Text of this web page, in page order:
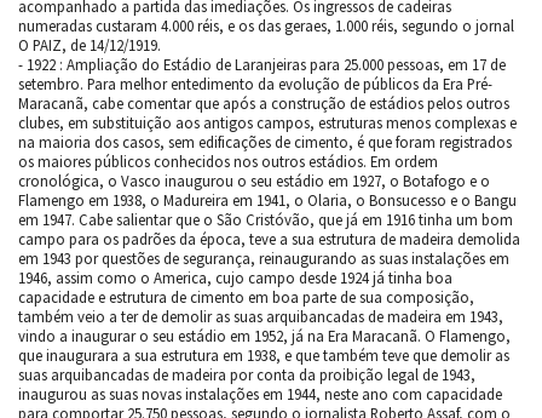
acompanhado a partida das imediações. Os ingressos de cadeiras
numeradas custaram 4.000 réis, e os das geraes, 1.000 réis, segundo o jornal
O PAIZ, de 14/12/1919.
- 1922 : Ampliação do Estádio de Laranjeiras para 25.000 pessoas, em 17 de
setembro. Para melhor entedimento da evolução de públicos da Era Pré-
Maracanã, cabe comentar que após a construção de estádios pelos outros
clubes, em substituição aos antigos campos, estruturas menos complexas e
na maioria dos casos, sem edificações de cimento, é que foram registrados
os maiores públicos conhecidos nos outros estádios. Em ordem
cronológica, o Vasco inaugurou o seu estádio em 1927, o Botafogo e o
Flamengo em 1938, o Madureira em 1941, o Olaria, o Bonsucesso e o Bangu
em 1947. Cabe salientar que o São Cristóvão, que já em 1916 tinha um bom
campo para os padrões da época, teve a sua estrutura de madeira demolida
em 1943 por questões de segurança, reinaugurando as suas instalações em
1946, assim como o America, cujo campo desde 1924 já tinha boa
capacidade e estrutura de cimento em boa parte de sua composição,
também veio a ter de demolir as suas arquibancadas de madeira em 1943,
vindo a inaugurar o seu estádio em 1952, já na Era Maracanã. O Flamengo,
que inaugurara a sua estrutura em 1938, e que também teve que demolir as
suas arquibancadas de madeira por conta da proibição legal de 1943,
inaugurou as suas novas instalações em 1944, neste ano com capacidade
para comportar 25.750 pessoas, segundo o jornalista Roberto Assaf, com o